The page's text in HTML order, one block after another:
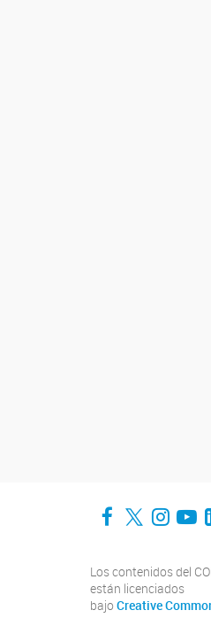
Los contenidos del
están licenciados
bajo Creative